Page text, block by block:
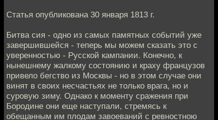
Статья опубликована 30 января 1813 г.
Битва сия - одно из самых памятных событий уже
завершившейся - теперь мы можем сказать это с
уверенностью - Русской кампании. Конечно, к
нынешнему жалкому состоянию и краху французов
привело бегство из Москвы - но в этом случае они
винят в своих несчастьях не только врага, но и
суровую зиму. Однако к моменту сражения при
Бородине они еще наступали, стремясь к
обещанным им плодам завоеваний с ревностною